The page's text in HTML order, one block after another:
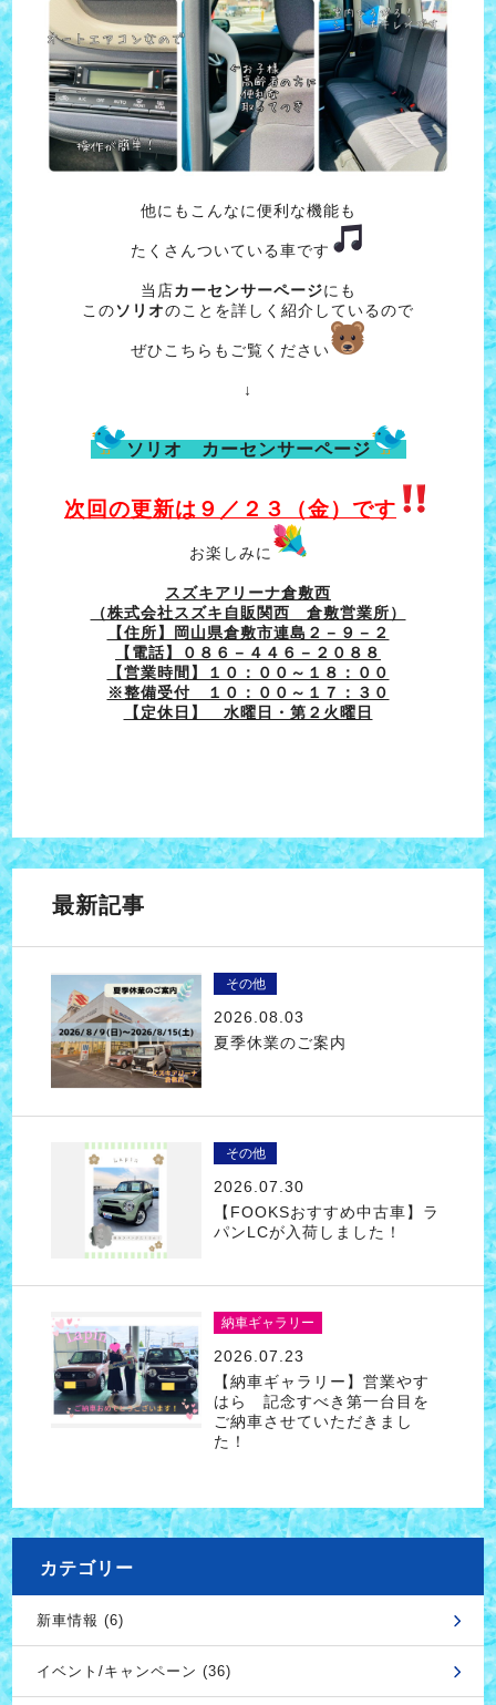
他にもこんなに便利な機能も
たくさんついている車です
当店カーセンサーページにも
このソリオのことを詳しく紹介しているので
ぜひこちらもご覧ください
↓
ソリオ カーセンサーページ
次回の更新は９／２３（金）です
お楽しみに
スズキアリーナ倉敷西
（株式会社スズキ自販関西 倉敷営業所）
【住所】岡山県倉敷市連島２－９－２
【電話】０８６－４４６－２０８８
【営業時間】１０：００～１８：００
※整備受付 １０：００～１７：３０
【定休日】 水曜日・第２火曜日
最新記事
その他
2026.08.03
夏季休業のご案内
その他
2026.07.30
【FOOKSおすすめ中古車】ラ
パンLCが入荷しました！
納車ギャラリー
2026.07.23
【納車ギャラリー】営業やす
はら 記念すべき第一台目を
ご納車させていただきまし
た！
カテゴリー
新車情報 (6)
イベント/キャンペーン (36)